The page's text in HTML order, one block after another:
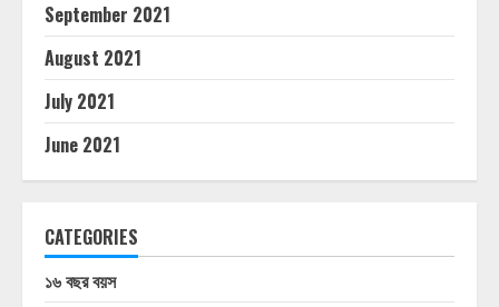
September 2021
August 2021
July 2021
June 2021
CATEGORIES
১৬ বছর বয়স